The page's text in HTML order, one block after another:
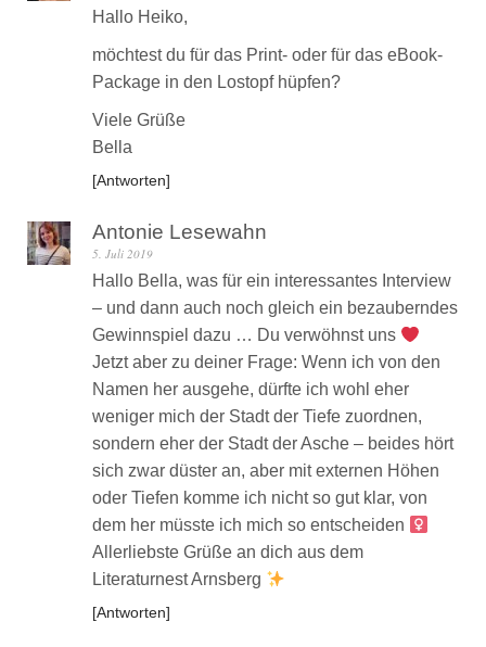
Hallo Heiko,
möchtest du für das Print- oder für das eBook-
Package in den Lostopf hüpfen?
Viele Grüße
Bella
Antworten
Antonie Lesewahn
5. Juli 2019
Hallo Bella, was für ein interessantes Interview
– und dann auch noch gleich ein bezauberndes
Gewinnspiel dazu … Du verwöhnst uns
Jetzt aber zu deiner Frage: Wenn ich von den
Namen her ausgehe, dürfte ich wohl eher
weniger mich der Stadt der Tiefe zuordnen,
sondern eher der Stadt der Asche – beides hört
sich zwar düster an, aber mit externen Höhen
oder Tiefen komme ich nicht so gut klar, von
dem her müsste ich mich so entscheiden ‍
Allerliebste Grüße an dich aus dem
Literaturnest Arnsberg
Antworten